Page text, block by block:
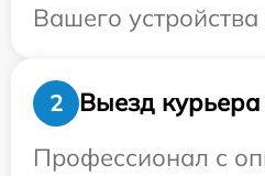
Вашего устройства
2
Выезд
Профессионал с